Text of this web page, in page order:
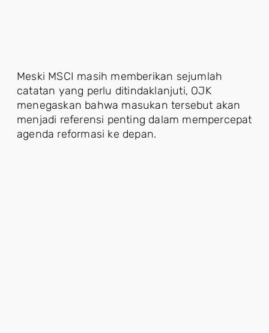
Meski MSCI masih memberikan sejumlah
catatan yang perlu ditindaklanjuti, OJK
menegaskan bahwa masukan tersebut akan
menjadi referensi penting dalam mempercepat
agenda reformasi ke depan.